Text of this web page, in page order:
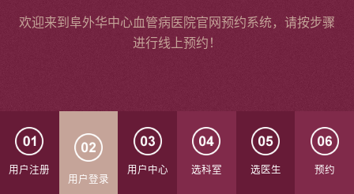
欢迎来到阜外华中心血管病医院官网预约系统，请按步骤
进行线上预约！
用户注册
用户登录
用户中心 选科室 选医生 预约